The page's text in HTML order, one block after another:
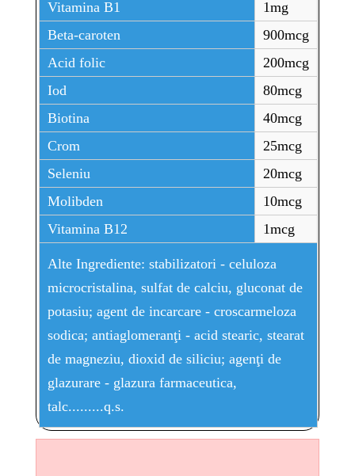
Vitamina B1
1mg
Beta-caroten
900mcg
Acid folic
200mcg
Iod
80mcg
Biotina
40mcg
Crom
25mcg
Seleniu
20mcg
Molibden
10mcg
Vitamina B12
1mcg
Alte Ingrediente: stabilizatori - celuloza
microcristalina, sulfat de calciu, gluconat de
potasiu; agent de incarcare - croscarmeloza
sodica; antiaglomeranţi - acid stearic, stearat
de magneziu, dioxid de siliciu; agenţi de
glazurare - glazura farmaceutica,
talc.........q.s.